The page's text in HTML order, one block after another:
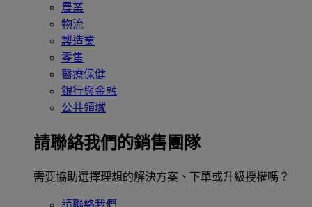
農業
物流
製造業
零售
醫療保健
銀行與金融
公共領域
請聯絡我們的銷售團隊
需要協助選擇理想的解決方案、下單或升級授權嗎？
請聯絡我們